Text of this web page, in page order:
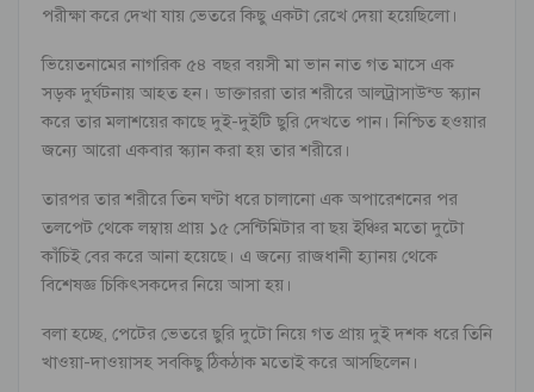
পরীক্ষা করে দেখা যায় ভেতরে কিছু একটা রেখে দেয়া হয়েছিলো।
ভিয়েতনামের নাগরিক ৫৪ বছর বয়সী মা ভান নাত গত মাসে এক
সড়ক দুর্ঘটনায় আহত হন। ডাক্তাররা তার শরীরে আলট্রাসাউন্ড স্ক্যান
করে তার মলাশয়ের কাছে দুই-দুইটি ছুরি দেখতে পান। নিশ্চিত হওয়ার
জন্যে আরো একবার স্ক্যান করা হয় তার শরীরে।
তারপর তার শরীরে তিন ঘণ্টা ধরে চালানো এক অপারেশনের পর
তলপেট থেকে লম্বায় প্রায় ১৫ সেন্টিমিটার বা ছয় ইঞ্চির মতো দুটো
কাঁচিই বের করে আনা হয়েছে। এ জন্যে রাজধানী হ্যানয় থেকে
বিশেষজ্ঞ চিকিৎসকদের নিয়ে আসা হয়।
বলা হচ্ছে, পেটের ভেতরে ছুরি দুটো নিয়ে গত প্রায় দুই দশক ধরে তিনি
খাওয়া-দাওয়াসহ সবকিছু ঠিকঠাক মতোই করে আসছিলেন।